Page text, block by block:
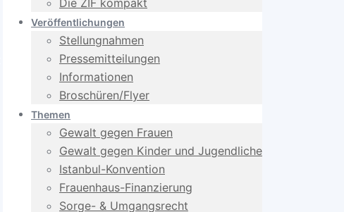
Die ZIF kompakt
Veröffentlichungen
Stellungnahmen
Pressemitteilungen
Informationen
Broschüren/Flyer
Themen
Gewalt gegen Frauen
Gewalt gegen Kinder und Jugendliche
Istanbul-Konvention
Frauenhaus-Finanzierung
Sorge- & Umgangsrecht